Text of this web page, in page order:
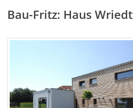
Bau-Fritz: Haus Wriedt